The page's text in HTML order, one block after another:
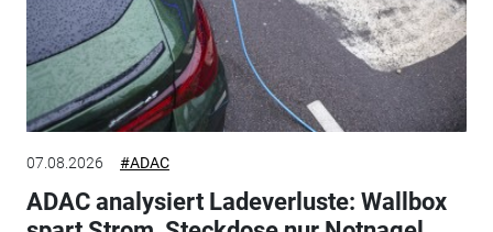
07.08.2026 #ADAC
ADAC analysiert Ladeverluste: Wallbox